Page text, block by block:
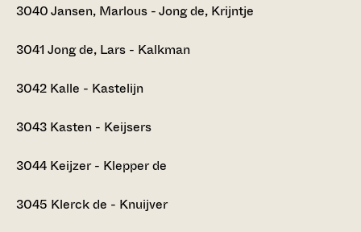
3040Jansen, Marlous - Jong de, Krijntje
3041 Jong de, Lars - Kalkman
3042 Kalle - Kastelijn
3043 Kasten - Keijsers
3044 Keijzer - Klepper de
3045 Klerck de - Knuijver